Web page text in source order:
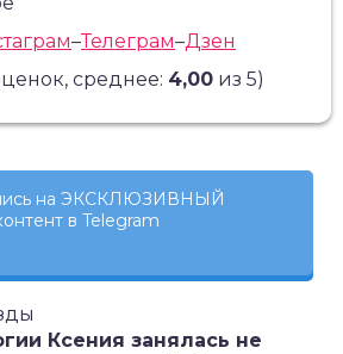
–Телеграм–Дзен
среднее: 4,00из 5)
на ЭКСКЛЮЗИВНЫЙ
в Telegram
Ксения занялась не